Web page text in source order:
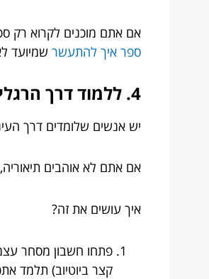
אם אתם מוכנים לקרוא רק
ספר איך להתעשר שמיועד
4. ללמוד דרך הרגליים: עשייה וחיקוי
יש אנשים שלומדים דרך
אם אתם לא אוהבים
איך עושים את זה?
קצר ביוטיוב) תלמד